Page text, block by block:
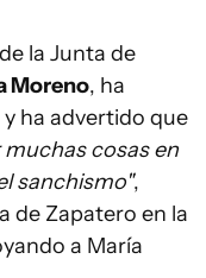
la Junta de
Moreno, ha
ha advertido que
muchas cosas en
sanchismo",
de Zapatero en la
a María